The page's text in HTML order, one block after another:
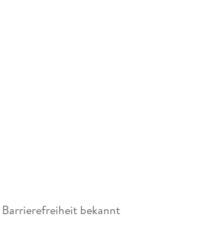
bekannt